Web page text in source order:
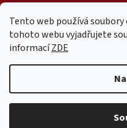
Tento web používá
tohoto webu vyjadřujete
informacíZDE
Copyright 2026Mr. Candy